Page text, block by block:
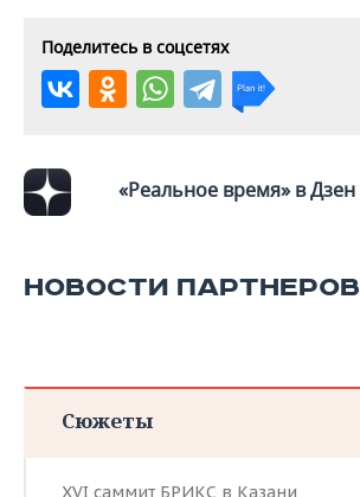
КИБЕРСПОРТ
ВОДНЫЕ ВИДЫ СПОРТА
КУЛЬТУРА
ОБРАЗОВАНИЕ
СПИСОК КОМПАНИЙ
Поделитесь в соцсетях
«Реальное время» в Дзен
НОВОСТИ ПАРТНЕРОВ
Сюжеты
XVI саммит БРИКС в Казани